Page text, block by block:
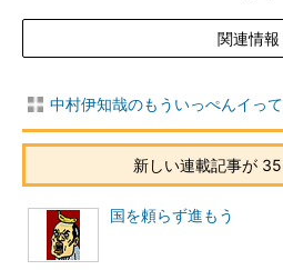
模は、拡大はおろか逆に減少に転じ
映画も放送も皆苦しんでいる。広告
クールジャパン？
ポップカルチャー御三家も苦戦。
げがあったマンガは2009年には
関連情報
中村伊知哉のもういっぺんイっ
新しい連載記事が
国を頼らず進もう